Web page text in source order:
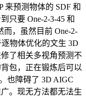
来预测物体的 SDF 和
只要 One-2-3-45 和
而，虽然目前 One-2-
物体优化的文生 3D
了相关多视角预测不
包，正在锻炼后可以
也障碍了 3D AIGC
。现无方法都无法生